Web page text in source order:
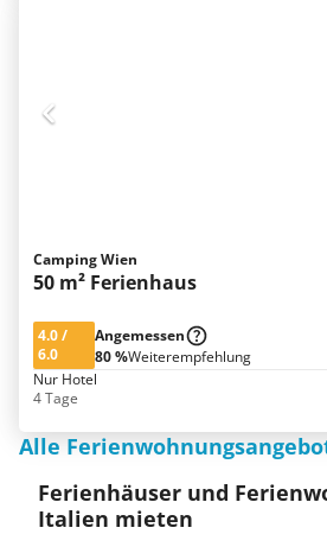
Camping Wien
50 m² Ferienhaus
4.0/
6.0
Angemessen
80 %Weiterempfehlung
Nur Hotel
4 Tage
Alle
Ferienhäuser und
Italien mieten